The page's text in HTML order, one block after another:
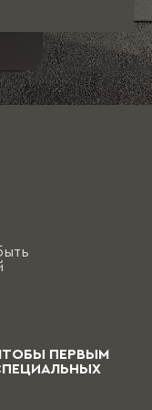
ПЕРВЫМ